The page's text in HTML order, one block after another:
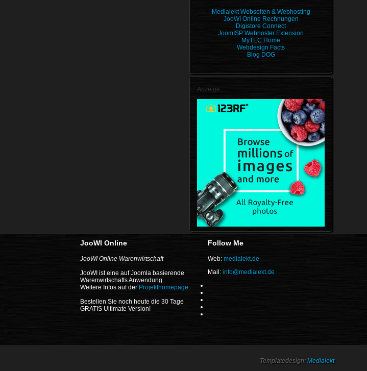
Medialekt Webseiten & Webhosting
JooWI Online Rechnungen
Digistore Connect
JoomISP Webhoster Extension
MyTEC Home
Webdesign Facts
Blog DOG
Anzeige
JooWI Online
JooWI Online Warenwirtschaft
JooWI ist eine auf Joomla basierende
Warenwirtschafts Anwendung.
Weitere Infos auf der Projekthomepage.
Bestellen Sie noch heute die 30 Tage
GRATIS Ultimate Version!
Follow Me
Web: medialekt.de
Mail: info@medialekt.de
Templatedesign: Medialekt